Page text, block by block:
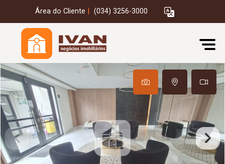
Área do Cliente (034) 3256-3000